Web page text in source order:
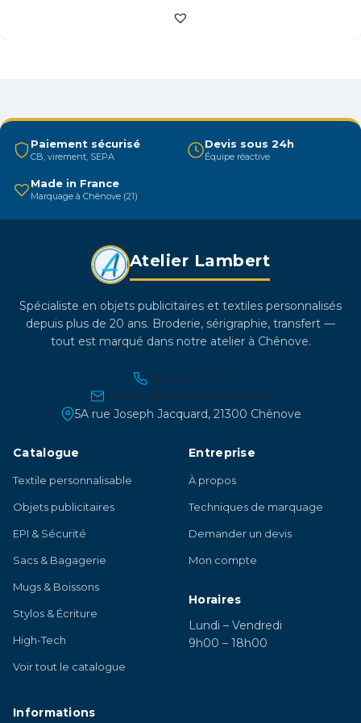
peuvent
être
choisies
page
produit
Paiement sécurisé
CB, virement, SEPA
Devis sous 24h
Équipe réactive
Made in France
Marquage à Chênove (21)
Atelier Lambert
Spécialiste en objets publicitaires et textiles personnalisés
depuis plus de 20 ans. Broderie, sérigraphie, transfert —
tout est marqué dans notre atelier à Chênove.
03 45 21 30 86
contact@atelier-lambert.com
5A rue Joseph Jacquard, 21300 Chênove
Catalogue
Textile personnalisable
Objets publicitaires
EPI & Sécurité
Sacs & Bagagerie
Mugs & Boissons
Stylos & Écriture
High-Tech
Voir tout le catalogue
Entreprise
À propos
Techniques de marquage
Demander un devis
Mon compte
Horaires
Lundi – Vendredi
9h00 – 18h00
Informations